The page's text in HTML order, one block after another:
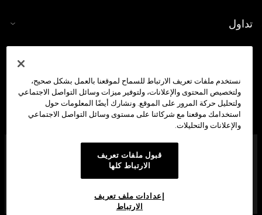
تداول
شركة OKX Middle East Fintech FZE مُرخَّصة من هيئة تنظيم
الأصول الافتراضية في دبي (VARA) بموجب الرقم المرجعي:
الأصول الافتراضية. منطقة وان سنترال، دبي، الإمارات
نستخدم ملفات تعريف الارتباط للسماح لموقعنا بالعمل بشكل صحيح،
ولتخصيص المحتوى والإعلانات، ولتوفير ميزات وسائل التواصل الاجتماعي
ولتحليل حركة المرور على الموقع. ونشارك أيضًا المعلومات حول
استخدامك موقعنا مع شركائنا على مستوى وسائل التواصل الاجتماعي
والإعلانات والتحليلات.
قبول ملفات تعريف
الارتباط كلها
إعدادات ملف تعريف
الارتباط